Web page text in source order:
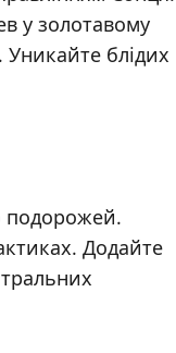
у золотавому
Уникайте блідих
подорожей.
Додайте